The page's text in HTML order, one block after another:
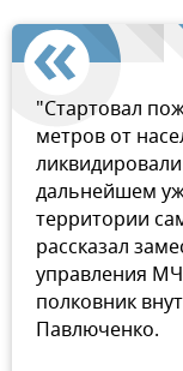
"Стартовал
метров от
дальнейшем
территории
рассказал
управления
полковник
Павлюченко.